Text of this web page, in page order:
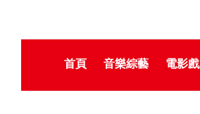
首頁 音樂綜藝 電影